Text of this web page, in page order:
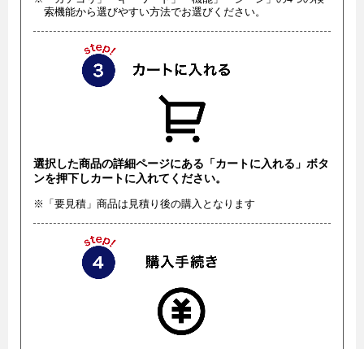
索機能から選びやすい方法でお選びください。
選択した商品の詳細ページにある「カートに入れる」ボタ
ンを押下しカートに入れてください。
※「要見積」商品は見積り後の購入となります